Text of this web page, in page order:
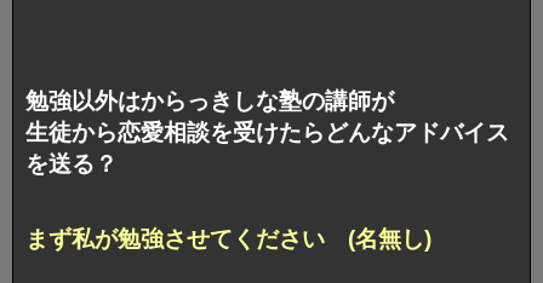
勉強以外はからっきしな塾の講師が
生徒から恋愛相談を受けたらどんなアドバイス
を送る？
まず私が勉強させてください (名無し)